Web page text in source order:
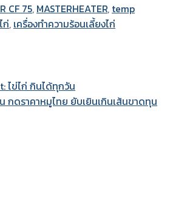
CF 75, MASTERHEATER, temp
ก่, เครื่องทำความร้อนเลี้ยงไก่
ไข่ไก่ กินได้ทุกวัน
กดราคาหมูไทย ยับเยินเกินเส้นขาดทุน